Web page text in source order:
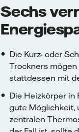
Sechs
Die Kurz- oder
Trockners
stattdessen mit
Die Heizkörper in
gute Möglichkeit,
zentralen